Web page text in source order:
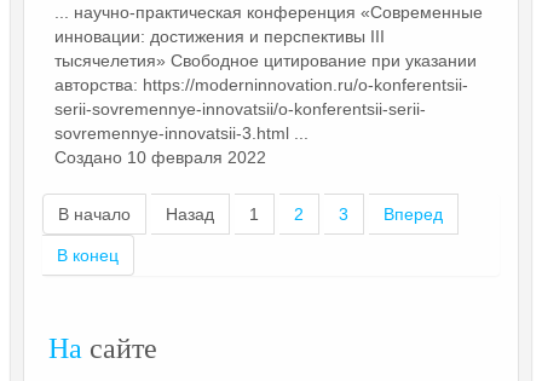
... научно-практическая конференция «Современные
инновации: достижения и перспективы III
тысячелетия» Свободное цитирование при указании
авторства: https://moderninnovation.ru/o-konferentsii-
serii-sovremennye-innovatsii/o-konferentsii-serii-
sovremennye-innovatsii-3.html ...
Создано 10 февраля 2022
В начало Назад 1 2 3 Вперед
В конец
На сайте